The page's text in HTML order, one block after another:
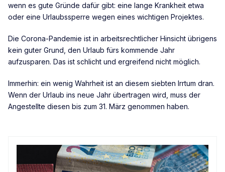
wenn es gute Gründe dafür gibt: eine lange Krankheit etwa
oder eine Urlaubssperre wegen eines wichtigen Projektes.
Die Corona-Pandemie ist in arbeitsrechtlicher Hinsicht übrigens
kein guter Grund, den Urlaub fürs kommende Jahr
aufzusparen. Das ist schlicht und ergreifend nicht möglich.
Immerhin: ein wenig Wahrheit ist an diesem siebten Irrtum dran.
Wenn der Urlaub ins neue Jahr übertragen wird, muss der
Angestellte diesen bis zum 31. März genommen haben.